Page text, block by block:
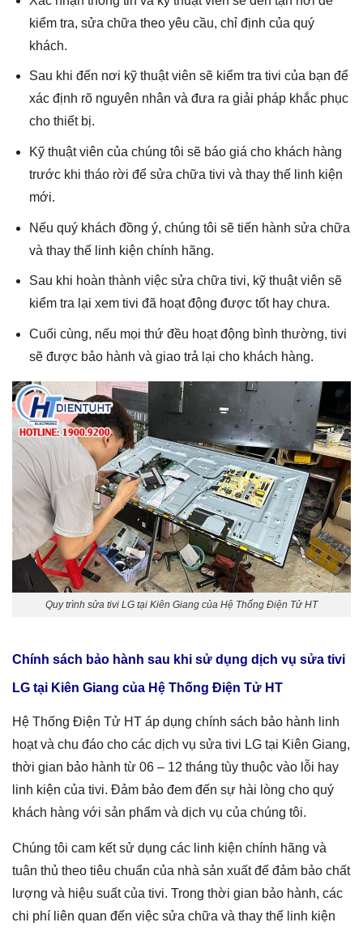
kiểm tra, sửa chữa theo yêu cầu, chỉ định của quý
khách.
Sau khi đến nơi kỹ thuật viên sẽ kiểm tra tivi của bạn để
xác định rõ nguyên nhân và đưa ra giải pháp khắc phục
cho thiết bị.
Kỹ thuật viên của chúng tôi sẽ báo giá cho khách hàng
trước khi tháo rời để sửa chữa tivi và thay thế linh kiện
mới.
Nếu quý khách đồng ý, chúng tôi sẽ tiến hành sửa chữa
và thay thế linh kiện chính hãng.
Sau khi hoàn thành việc sửa chữa tivi, kỹ thuật viên sẽ
kiểm tra lại xem tivi đã hoạt động được tốt hay chưa.
Cuối cùng, nếu mọi thứ đều hoạt động bình thường, tivi
sẽ được bảo hành và giao trả lại cho khách hàng.
Quy trình sửa tivi LG tại Kiên Giang của Hệ Thống Điện Tử HT
Chính sách bảo hành sau khi sử dụng dịch vụ sửa tivi
LG tại Kiên Giang của Hệ Thống Điện Tử HT
Hệ Thống Điện Tử HT áp dụng chính sách bảo hành linh
hoạt và chu đáo cho các dịch vụ sửa tivi LG tại Kiên Giang,
thời gian bảo hành từ 06 – 12 tháng tùy thuộc vào lỗi hay
linh kiện của tivi. Đảm bảo đem đến sự hài lòng cho quý
khách hàng với sản phẩm và dịch vụ của chúng tôi.
Chúng tôi cam kết sử dụng các linh kiện chính hãng và
tuân thủ theo tiêu chuẩn của nhà sản xuất để đảm bảo chất
lượng và hiệu suất của tivi. Trong thời gian bảo hành, các
chi phí liên quan đến việc sửa chữa và thay thế linh kiện